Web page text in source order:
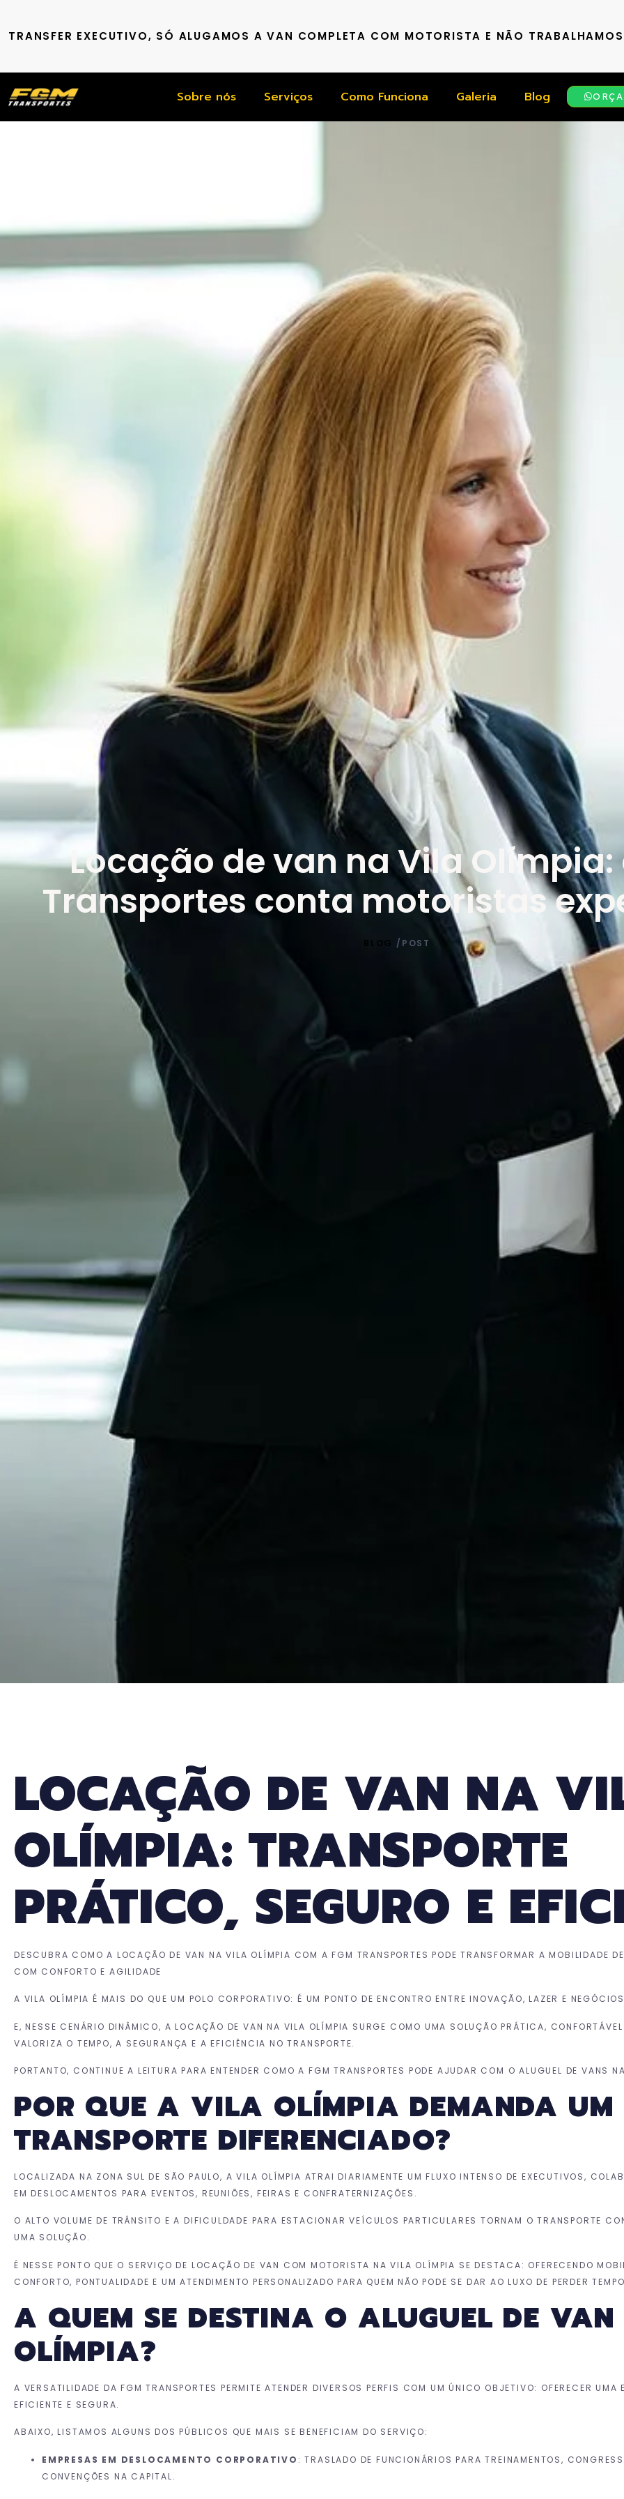
TRANSFER EXECUTIVO, SÓ ALUGAMOS A VAN COMPLETA COM MOTORISTA E NÃO
Sobre nós Serviços Como Funciona Galeria Blog
Locação de van na Vila Olímpia:
Transportes conta motoristas
/POST
LOCAÇÃO DE VAN NA
OLÍMPIA: TRANSPORTE
PRÁTICO, SEGURO E
DESCUBRA COMO A LOCAÇÃO DE VAN NA VILA OLÍMPIA COM A FGM TRANSPORTES PODE TRANSFORMAR A MOBILIDADE
COM CONFORTO E AGILIDADE
A VILA OLÍMPIA É MAIS DO QUE UM POLO CORPORATIVO: É UM PONTO DE ENCONTRO ENTRE INOVAÇÃO, LAZER E
E, NESSE CENÁRIO DINÂMICO, A LOCAÇÃO DE VAN NA VILA OLÍMPIA SURGE COMO UMA SOLUÇÃO PRÁTICA,
VALORIZA O TEMPO, A SEGURANÇA E A EFICIÊNCIA NO TRANSPORTE.
PORTANTO, CONTINUE A LEITURA PARA ENTENDER COMO A FGM TRANSPORTES PODE AJUDAR COM O ALUGUEL DE VANS
POR QUE A VILA OLÍMPIA DEMANDA UM
TRANSPORTE DIFERENCIADO?
LOCALIZADA NA ZONA SUL DE SÃO PAULO, A VILA OLÍMPIA ATRAI DIARIAMENTE UM FLUXO INTENSO DE EXECUTIVOS,
EM DESLOCAMENTOS PARA EVENTOS, REUNIÕES, FEIRAS E CONFRATERNIZAÇÕES.
O ALTO VOLUME DE TRÂNSITO E A DIFICULDADE PARA ESTACIONAR VEÍCULOS PARTICULARES TORNAM O TRANSPORTE
UMA SOLUÇÃO.
É NESSE PONTO QUE O SERVIÇO DE LOCAÇÃO DE VAN COM MOTORISTA NA VILA OLÍMPIA SE DESTACA: OFERECENDO
CONFORTO, PONTUALIDADE E UM ATENDIMENTO PERSONALIZADO PARA QUEM NÃO PODE SE DAR AO LUXO DE PERDER
A QUEM SE DESTINA O ALUGUEL DE
OLÍMPIA?
A VERSATILIDADE DA FGM TRANSPORTES PERMITE ATENDER DIVERSOS PERFIS COM UM ÚNICO OBJETIVO: OFERECER UMA
EFICIENTE E SEGURA.
ABAIXO, LISTAMOS ALGUNS DOS PÚBLICOS QUE MAIS SE BENEFICIAM DO SERVIÇO:
EMPRESAS EM DESLOCAMENTO CORPORATIVO : TRASLADO DE FUNCIONÁRIOS PARA TREINAMENTOS,
CONVENÇÕES NA CAPITAL.